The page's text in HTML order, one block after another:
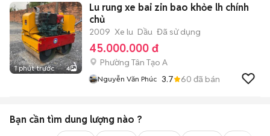
1 phút trước 4
Lu rung xe bai zin bao khỏe lh chính
chủ
2009 Xe lu Dầu Đã sử dụng
45.000.000 đ
Phường Tân Tạo A
Nguyễn Văn Phúc 3.7 60 đã bán
Bạn cần tìm dung lượng nào ?